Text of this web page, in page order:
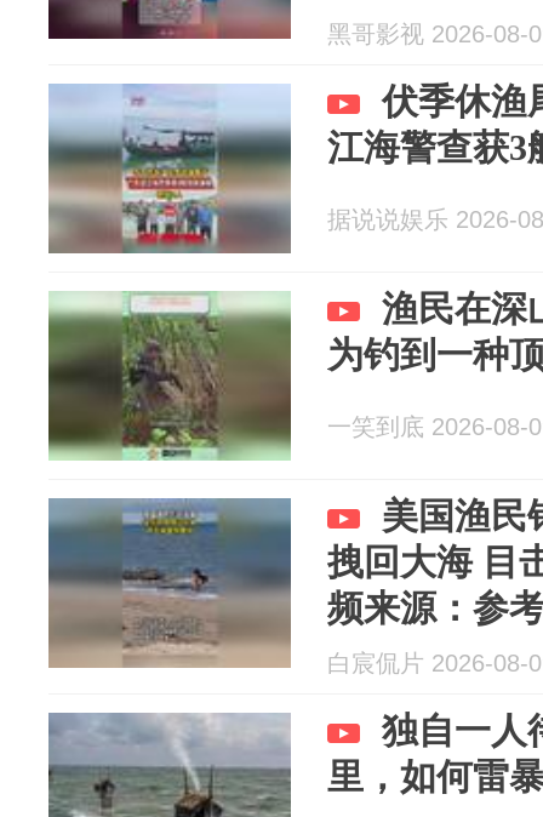
黑哥影视 2026-08-
伏季休渔
江海警查获3
据说说娱乐 2026-
渔民在深
为钓到一种
一笑到底 2026-08-
美国渔民
拽回大海 目
频来源：参
白宸侃片 2026-08-
独自一人
里，如何雷